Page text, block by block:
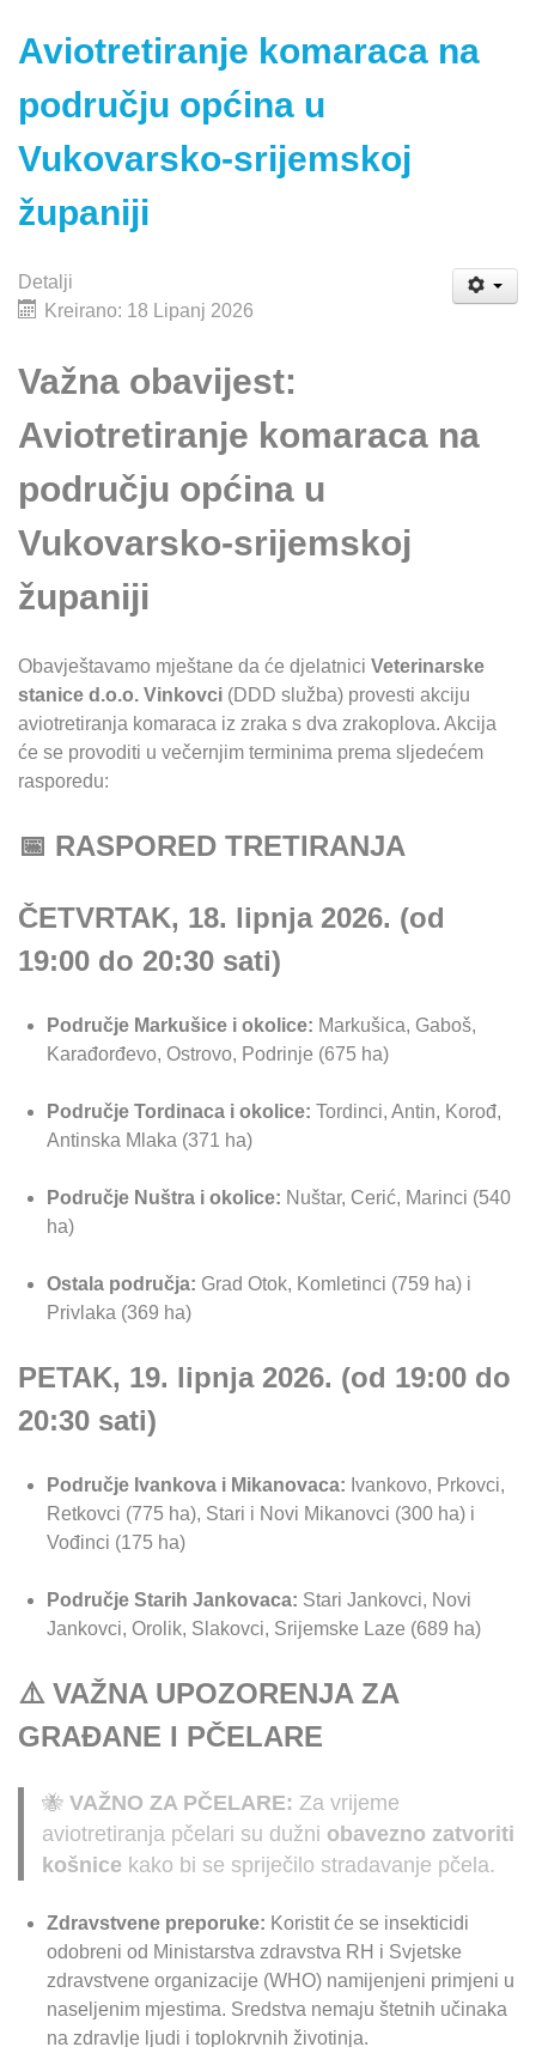
Aviotretiranje komaraca na
području općina u
Vukovarsko-srijemskoj
županiji
Detalji
Kreirano: 18 Lipanj 2026
Važna obavijest:
Aviotretiranje komaraca na
području općina u
Vukovarsko-srijemskoj
županiji
Obavještavamo mještane da će djelatnici Veterinarske
stanice d.o.o. Vinkovci (DDD služba) provesti akciju
aviotretiranja komaraca iz zraka s dva zrakoplova. Akcija
će se provoditi u večernjim terminima prema sljedećem
rasporedu:
📅 RASPORED TRETIRANJA
ČETVRTAK, 18. lipnja 2026. (od
19:00 do 20:30 sati)
Područje Markušice i okolice: Markušica, Gaboš,
Karađorđevo, Ostrovo, Podrinje (675 ha)
Područje Tordinaca i okolice: Tordinci, Antin, Korođ,
Antinska Mlaka (371 ha)
Područje Nuštra i okolice: Nuštar, Cerić, Marinci (540
ha)
Ostala područja: Grad Otok, Komletinci (759 ha) i
Privlaka (369 ha)
PETAK, 19. lipnja 2026. (od 19:00 do
20:30 sati)
Područje Ivankova i Mikanovaca: Ivankovo, Prkovci,
Retkovci (775 ha), Stari i Novi Mikanovci (300 ha) i
Vođinci (175 ha)
Područje Starih Jankovaca: Stari Jankovci, Novi
Jankovci, Orolik, Slakovci, Srijemske Laze (689 ha)
⚠️ VAŽNA UPOZORENJA ZA
GRAĐANE I PČELARE
🐝 VAŽNO ZA PČELARE: Za vrijeme
aviotretiranja pčelari su dužni obavezno zatvoriti
košnice kako bi se spriječilo stradavanje pčela.
Zdravstvene preporuke: Koristit će se insekticidi
odobreni od Ministarstva zdravstva RH i Svjetske
zdravstvene organizacije (WHO) namijenjeni primjeni u
naseljenim mjestima. Sredstva nemaju štetnih učinaka
na zdravlje ljudi i toplokrvnih životinja.